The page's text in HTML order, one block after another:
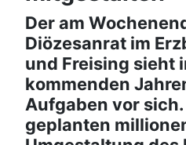
Der am
Diözesanrat im
und Freising sieht
kommenden
Aufgaben vor
geplanten